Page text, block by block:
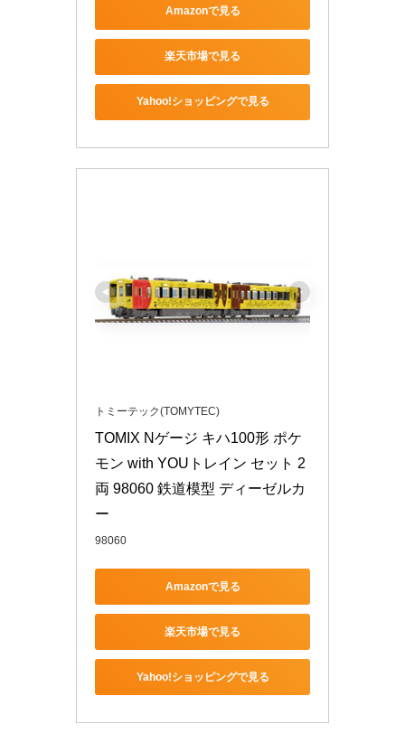
Amazonで見る
楽天市場で見る
Yahoo!ショッピングで見る
トミーテック(TOMYTEC)
TOMIX Nゲージ キハ100形 ポケ
モン with YOUトレイン セット 2
両 98060 鉄道模型 ディーゼルカ
ー
98060
Amazonで見る
楽天市場で見る
Yahoo!ショッピングで見る